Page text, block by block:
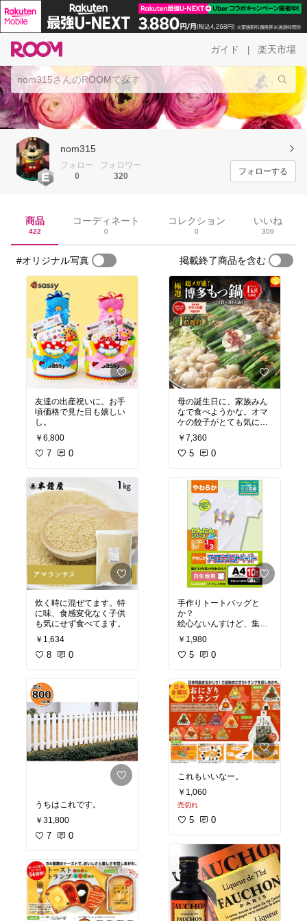
ガイド 楽天市場
nom315
フォロー
0
フォロワー
320
フォローする
商品
422
コーディネート
0
コレクション
0
いいね
309
#オリジナル写真 掲載終了商品を含む
友達の出産祝いに。お手
頃価格で見た目も嬉しい
し。
￥6,800
7 0
炊く時に混ぜてます。特
に味、食感変化なく子供
も気にせず食べてます。
￥1,634
8 0
￥31,800
7 0
母の誕生日に、家族みん
なで食べようかな。オマ
ケの餃子がとても気にな
ります。
￥7,360
5 0
手作りトートバッグと
か？
絵心ないんすけど、集合
写真のバッグも嫌か
な。。
￥1,980
5 0
これもいいなー。
￥1,060
売切れ
5 0